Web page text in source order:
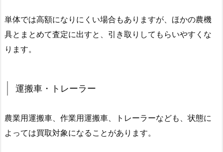
単体では高額になりにくい場合もありますが、ほかの農機
具とまとめて査定に出すと、引き取りしてもらいやすくな
ります。
運搬車・トレーラー
農業用運搬車、作業用運搬車、トレーラーなども、状態に
よっては買取対象になることがあります。